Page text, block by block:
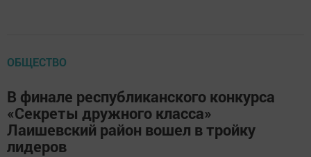
ОБЩЕСТВО
В финале республиканского конкурса
«Секреты дружного класса»
Лаишевский район вошел в тройку
лидеров